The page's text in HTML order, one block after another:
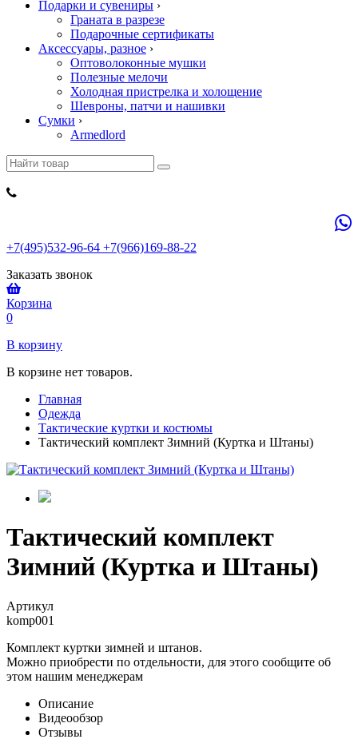
Подарки и сувениры ›
Граната в разрезе
Подарочные сертификаты
Аксессуары, разное ›
Оптоволоконные мушки
Полезные мелочи
Холодная пристрелка и холощение
Шевроны, патчи и нашивки
Сумки ›
Armedlord
+7(495)532-96-64 +7(966)169-88-22
Заказать звонок
Корзина
0
В корзину
В корзине нет товаров.
Главная
Одежда
Тактические куртки и костюмы
Тактический комплект Зимний (Куртка и Штаны)
Тактический комплект
Зимний (Куртка и Штаны)
Артикул
komp001
Комплект куртки зимней и штанов.
Можно приобрести по отдельности, для этого сообщите об
этом нашим менеджерам
Описание
Видеообзор
Отзывы